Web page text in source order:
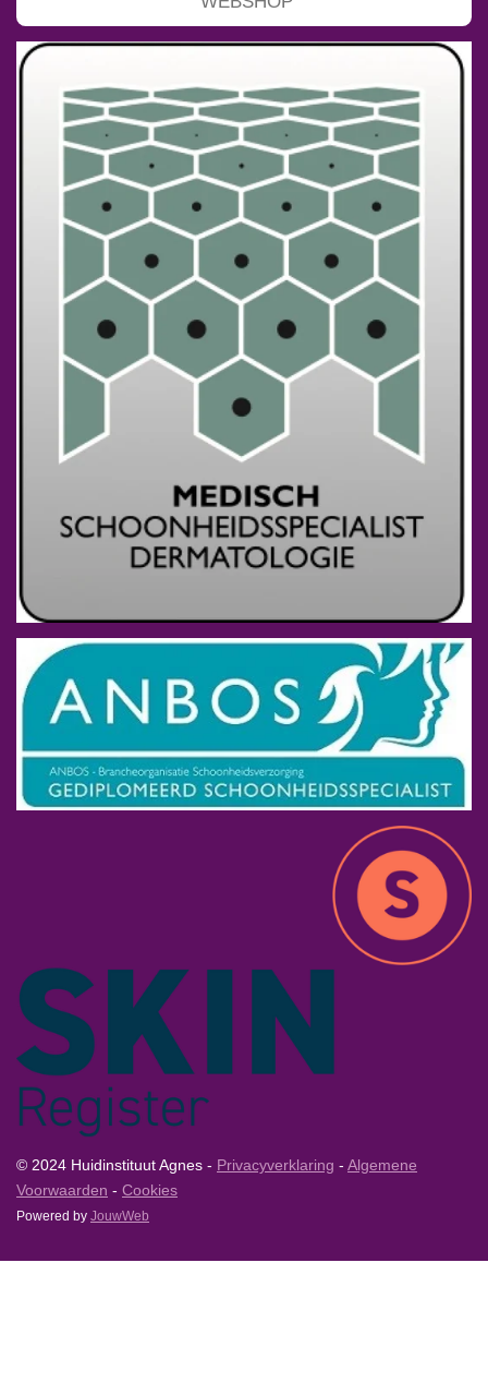
© 2024 Huidinstituut Agnes - Privacyverklaring - Algemene
Voorwaarden - Cookies
Powered by JouwWeb